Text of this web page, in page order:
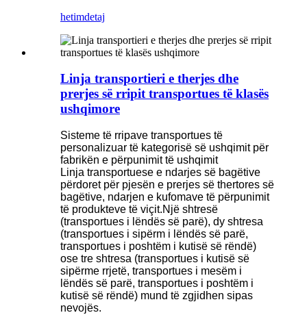
hetimdetaj
Linja transportieri e therjes dhe
prerjes së rripit transportues të klasës
ushqimore
Sisteme të rripave transportues të
personalizuar të kategorisë së ushqimit për
fabrikën e përpunimit të ushqimit
Linja transportuese e ndarjes së bagëtive
përdoret për pjesën e prerjes së thertores së
bagëtive, ndarjen e kufomave të përpunimit
të produkteve të viçit.Një shtresë
(transportues i lëndës së parë), dy shtresa
(transportues i sipërm i lëndës së parë,
transportues i poshtëm i kutisë së rëndë)
ose tre shtresa (transportues i kutisë së
sipërme rrjetë, transportues i mesëm i
lëndës së parë, transportues i poshtëm i
kutisë së rëndë) mund të zgjidhen sipas
nevojës.